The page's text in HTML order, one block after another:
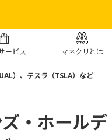
ービス マネクリとは
）、テスラ（TSLA）など
ズ‧ホールデ